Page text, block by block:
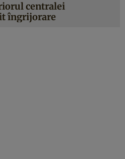
centralei
îngrijorare